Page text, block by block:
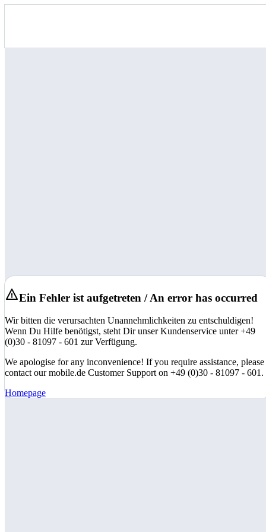
Ein Fehler ist aufgetreten / An error has occurred
Wir bitten die verursachten Unannehmlichkeiten zu entschuldigen!
Wenn Du Hilfe benötigst, steht Dir unser Kundenservice unter +49
(0)30 - 81097 - 601 zur Verfügung.
We apologise for any inconvenience! If you require assistance, please
contact our mobile.de Customer Support on +49 (0)30 - 81097 - 601.
Homepage